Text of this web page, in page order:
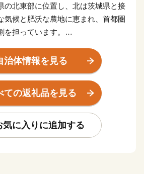
北東部に位置し、北は茨城県と接
気候と肥沃な農地に恵まれ、首都圏
担っています。
筑波国定公園に位置する利根川周辺
、東国三社の一つ「香取神宮」や日
を作成した「伊能忠敬旧宅跡」（国
江戸時代から昭和初期に建てられた
地区）など、水と緑に囲まれた自
られたまちです。
治体情報を見る
ての返礼品を見る
気に入りに追加する